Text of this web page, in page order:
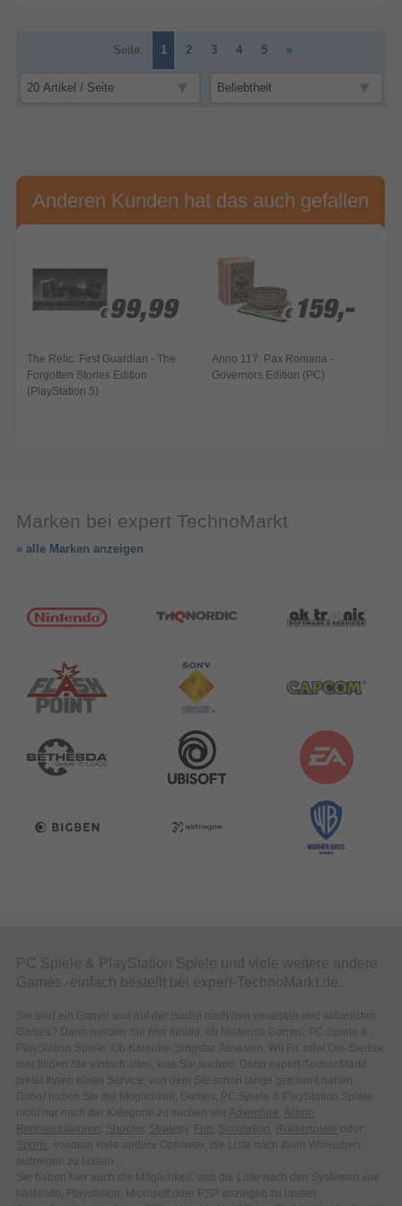
Seite: 1 2 3 4 5 »
Anderen Kunden hat das auch gefallen
€ 99,99
€ 99,99
The Relic: First Guardian - The
Forgotten Stories Edition
(PlayStation 5)
€ 159,-
€ 159,-
Anno 117: Pax Romana -
Governors Edition (PC)
Marken bei expert TechnoMarkt
» alle Marken anzeigen
PC Spiele & PlayStation Spiele und viele weitere andere
Games -einfach bestellt bei expert-TechnoMarkt.de.
Sie sind ein Gamer und auf der Suche nach den neuesten und aktuellsten
Games? Dann werden Sie hier fündig, ob Nintendo Games, PC Spiele &
PlayStation Spiele. Ob Karaoke, Singstar, Assassin, Wii Fit, oder Die Siedler,
hier finden Sie einfach alles, was Sie suchen. Denn expert-TechnoMarkt
bietet Ihnen einen Service, von dem Sie schon lange geträumt haben.
Dabei haben Sie die Möglichkeit, Games, PC Spiele & PlayStation Spiele
nicht nur nach der Kategorie zu suchen wie
Adventure Action
Rennsimulatoren
Shooter Strategy Fun Simulation Rollenspiele oder
Sports
, sondern viele andere Optionen, die Liste nach Ihren Wünschen
aufzeigen zu lassen.
Sie haben hier auch die Möglichkeit, sich die Liste nach den Systemen wie
Nintendo, Playstation, Microsoft oder PSP anzeigen zu lassen.